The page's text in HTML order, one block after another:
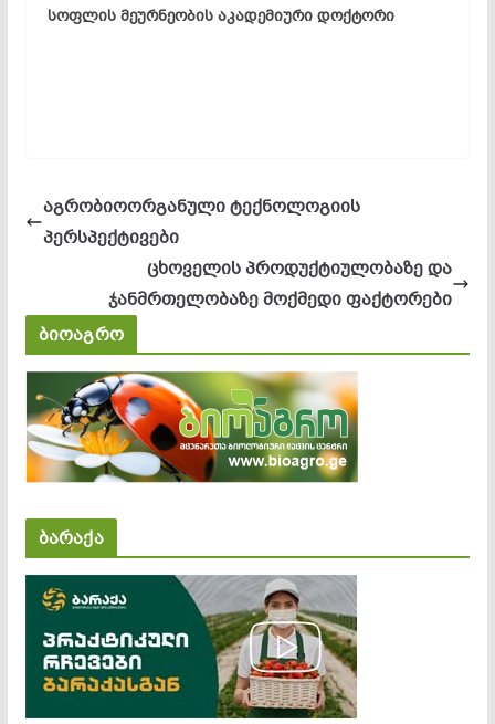
სოფლის მეურნეობის აკადემიური დოქტორი
აგრობიოორგანული ტექნოლოგიის
პერსპექტივები
ცხოველის პროდუქტიულობაზე და
ჯანმრთელობაზე მოქმედი ფაქტორები
ბიოაგრო
ბარაქა